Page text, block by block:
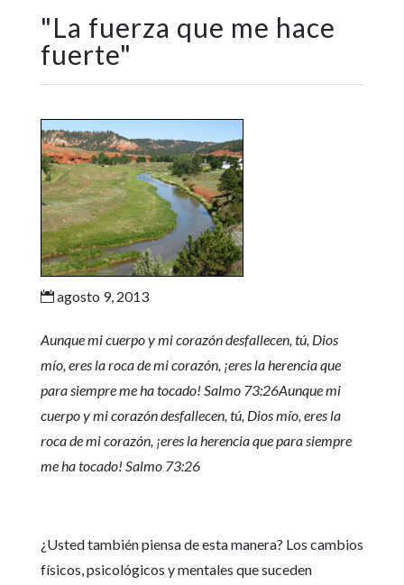
"La fuerza que me hace
fuerte"
agosto 9, 2013
Aunque mi cuerpo y mi corazón desfallecen, tú, Dios
mío, eres la roca de mi corazón, ¡eres la herencia que
para siempre me ha tocado! Salmo 73:26Aunque mi
cuerpo y mi corazón desfallecen, tú, Dios mío, eres la
roca de mi corazón, ¡eres la herencia que para siempre
me ha tocado! Salmo 73:26
¿Usted también piensa de esta manera? Los cambios
físicos, psicológicos y mentales que suceden